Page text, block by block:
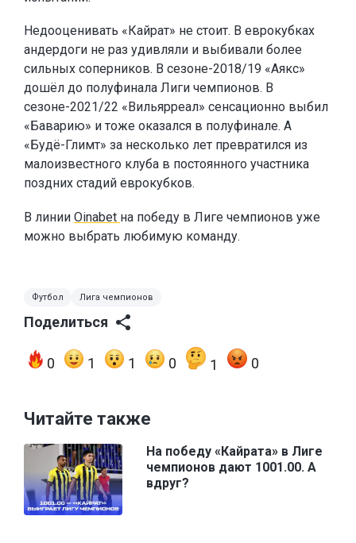
Недооценивать «Кайрат» не стоит. В еврокубках
андердоги не раз удивляли и выбивали более
сильных соперников. В сезоне-2018/19 «Аякс»
дошёл до полуфинала Лиги чемпионов. В
сезоне-2021/22 «Вильярреал» сенсационно выбил
«Баварию» и тоже оказался в полуфинале. А
«Будё-Глимт» за несколько лет превратился из
малоизвестного клуба в постоянного участника
поздних стадий еврокубков.
В линии Oinabet на победу в Лиге чемпионов уже
можно выбрать любимую команду.
Футбол Лига чемпионов
Поделиться
0 1 1 0 1 0
Читайте также
На победу «Кайрата» в Лиге
чемпионов дают 1001.00. А
вдруг?